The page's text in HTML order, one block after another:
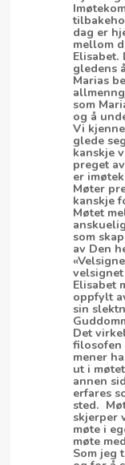
dag er
mellom
Elisabet.
gledens
Marias
som
og å
Vi
glede
kanskje
preget
er
Møter
kanskje
Møtet
som
av Den
Elisabet
oppfylt
sin
Det
filosofen
mener
ut i
annen
erfares
sted.
skjerper
møte i
møte
Som jeg